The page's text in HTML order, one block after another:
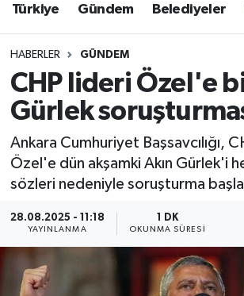
Türkiye Gündem Belediyeler
HABERLER GÜNDEM
CHP lideri Özel'e
Gürlek
Ankara Cumhuriyet Başsavcılığı,
Özel'e dün akşamki Akın Gürlek'i
sözleri nedeniyle soruşturma
28.08.2025 - 11:18
YAYINLANMA
1 DK
OKUNMA SÜRESI
Süper Lig Puan Durumu ve
Tüm Manşetler
Son Dakika Haberleri
Haber Arşivi